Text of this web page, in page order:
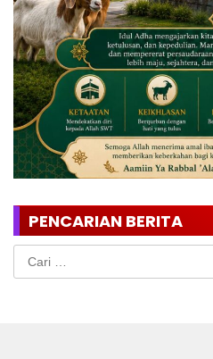
PENCARIAN BERITA
Cari
untuk: